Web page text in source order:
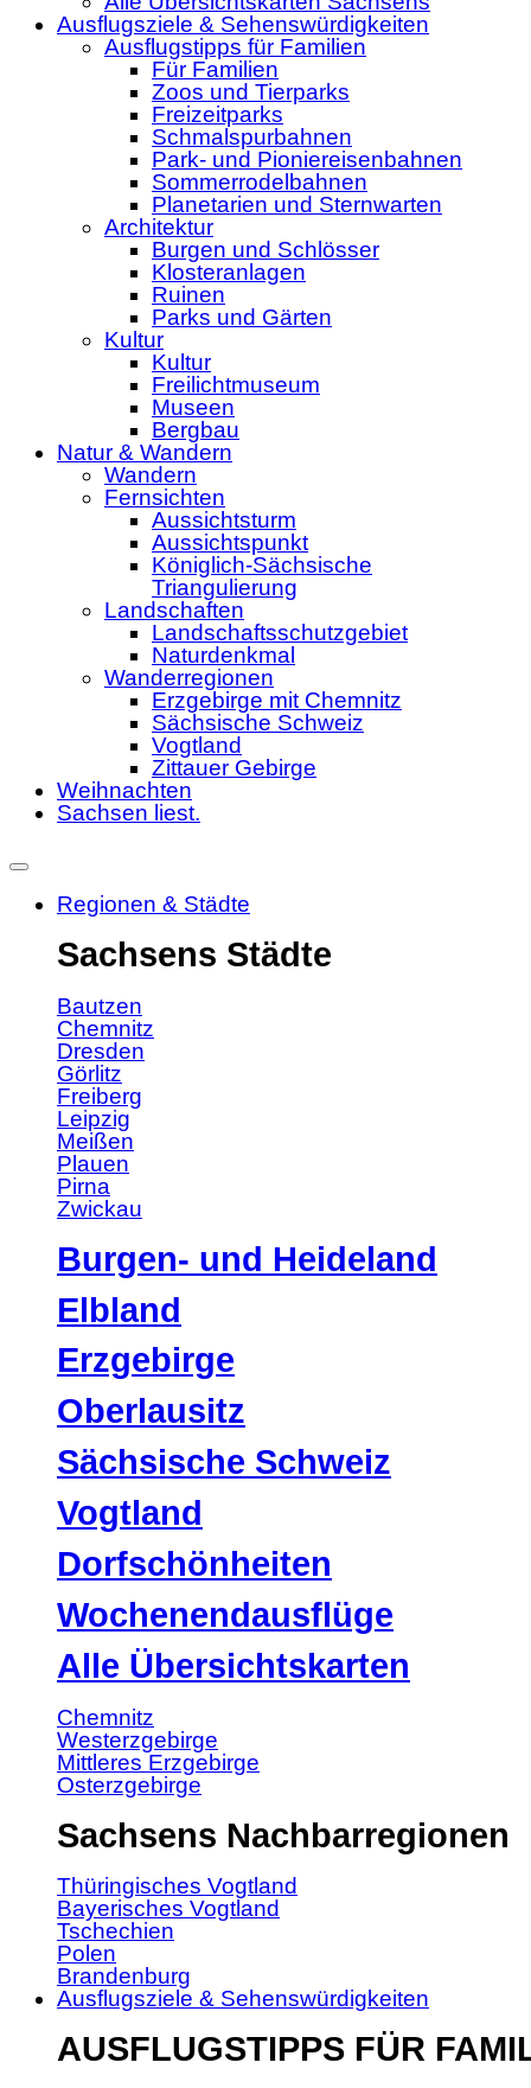
Ausflugsziele & Sehenswürdigkeiten
Ausflugstipps für Familien
Für Familien
Zoos und Tierparks
Freizeitparks
Schmalspurbahnen
Park- und Pioniereisenbahnen
Sommerrodelbahnen
Planetarien und Sternwarten
Architektur
Burgen und Schlösser
Klosteranlagen
Ruinen
Parks und Gärten
Kultur
Kultur
Freilichtmuseum
Museen
Bergbau
Natur & Wandern
Wandern
Fernsichten
Aussichtsturm
Aussichtspunkt
Königlich-Sächsische
Triangulierung
Landschaften
Landschaftsschutzgebiet
Naturdenkmal
Wanderregionen
Erzgebirge mit Chemnitz
Sächsische Schweiz
Vogtland
Zittauer Gebirge
Weihnachten
Sachsen liest.
Regionen & Städte
Sachsens Städte
Bautzen
Chemnitz
Dresden
Görlitz
Freiberg
Leipzig
Meißen
Plauen
Pirna
Zwickau
Burgen- und Heideland
Elbland
Erzgebirge
Oberlausitz
Sächsische Schweiz
Vogtland
Dorfschönheiten
Wochenendausflüge
Alle Übersichtskarten
Chemnitz
Westerzgebirge
Mittleres Erzgebirge
Osterzgebirge
Sachsens Nachbarregionen
Thüringisches Vogtland
Bayerisches Vogtland
Tschechien
Polen
Brandenburg
Ausflugsziele & Sehenswürdigkeiten
AUSFLUGSTIPPS FÜR